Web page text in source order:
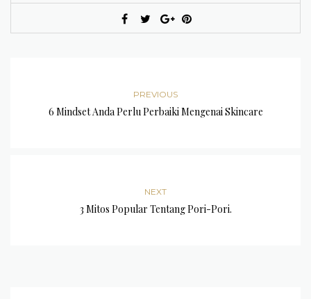
PREVIOUS
6 Mindset Anda Perlu Perbaiki Mengenai Skincare
NEXT
3 Mitos Popular Tentang Pori-Pori.